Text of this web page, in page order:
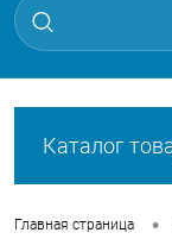
Каталог
Главная страница •
Разбейте
без